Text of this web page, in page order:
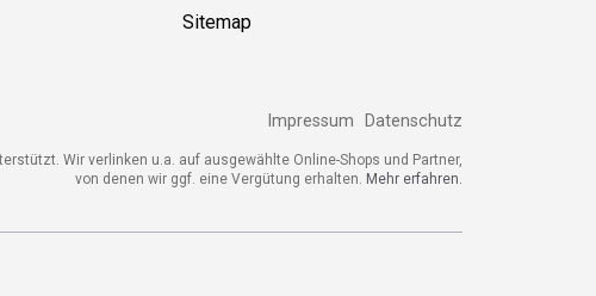
Kooperation
Impressum Datenschutz
von denen wir ggf. eine Vergütung erhalten.Mehr erfahren.